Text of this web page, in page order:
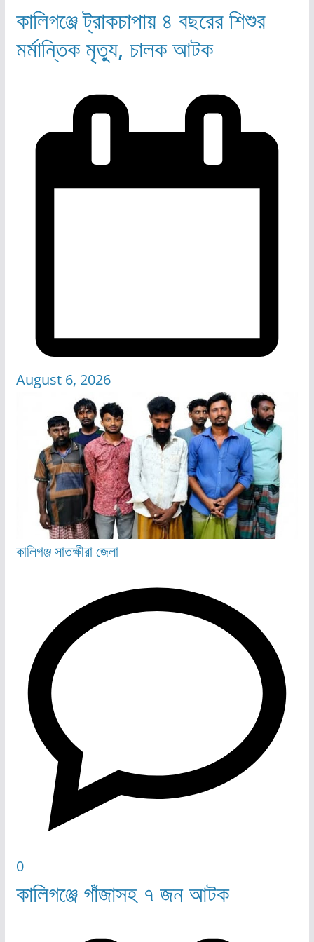
কালিগঞ্জে ট্রাকচাপায় ৪ বছরের শিশুর
মর্মান্তিক মৃত্যু, চালক আটক
August 6, 2026
কালিগঞ্জসাতক্ষীরা জেলা
0
কালিগঞ্জে গাঁজাসহ ৭ জন আটক